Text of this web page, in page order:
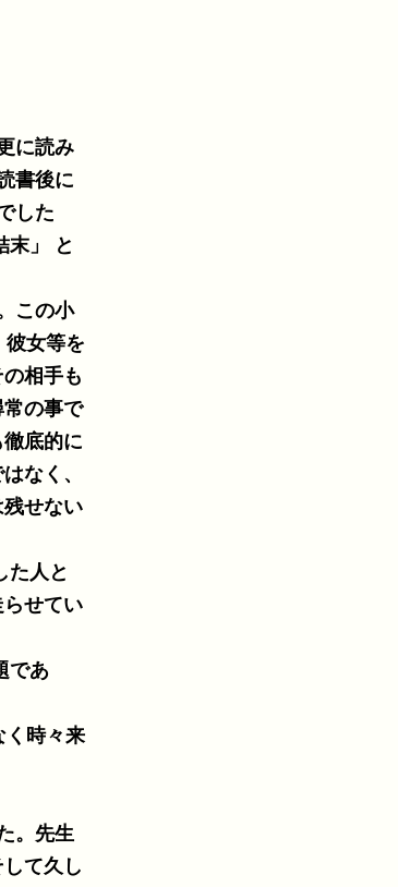
に読み
と
この小
相手も
の事で
底的に
なく、
せない
た人と
せてい
であ
く時々来
。先生
て久し